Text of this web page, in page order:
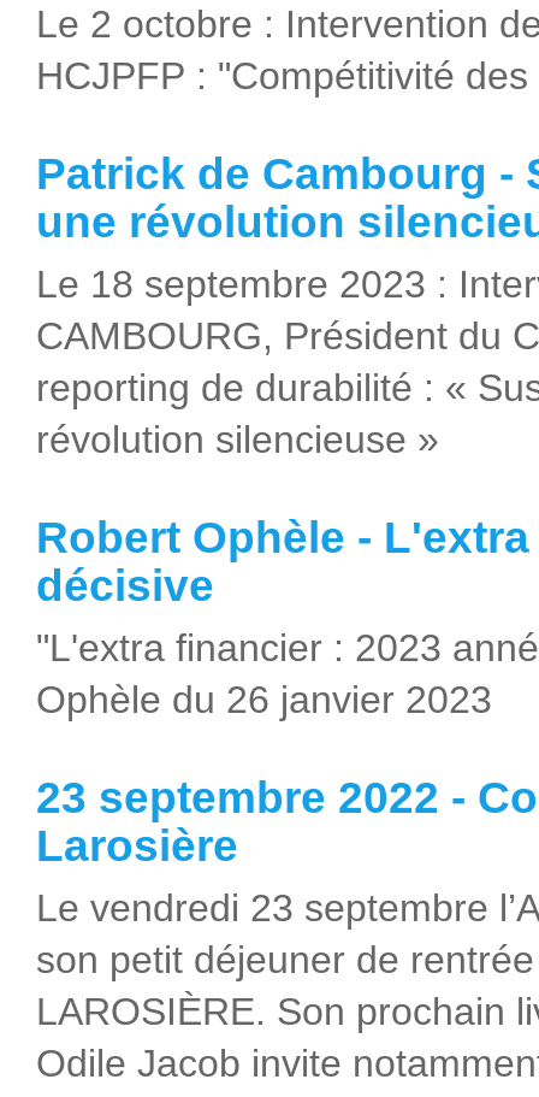
Le 2 octobre : Intervention
HCJPFP : "Compétitivité
Patrick de Cambourg
une révolution
Le 18 septembre 2023 :
CAMBOURG, Président du
reporting de durabilité : «
révolution silencieuse »
Robert Ophèle -
décisive
"L'extra financier : 2023
Ophèle du 26 janvier 2023
23 septembre 2022 -
Larosière
Le vendredi 23 septembre
son petit déjeuner de
LAROSIÈRE. Son prochain
Odile Jacob invite